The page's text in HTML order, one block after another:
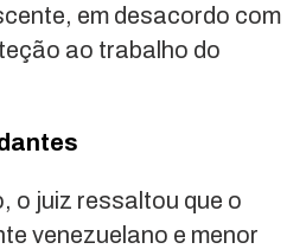
em desacordo com
ao trabalho do
o juiz ressaltou que o
venezuelano e menor